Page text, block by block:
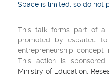
Space is limited, so do not
This talk forms part of a
promoted by espaitec
entrepreneurship concept
This action is
Ministry of Education,